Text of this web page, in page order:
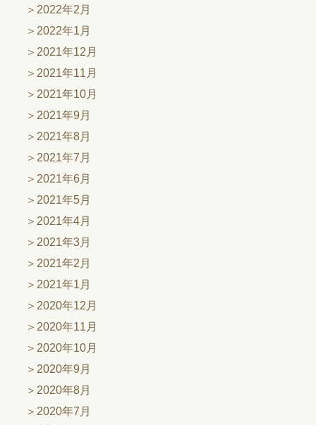
2022年2月
2022年1月
2021年12月
2021年11月
2021年10月
2021年9月
2021年8月
2021年7月
2021年6月
2021年5月
2021年4月
2021年3月
2021年2月
2021年1月
2020年12月
2020年11月
2020年10月
2020年9月
2020年8月
2020年7月